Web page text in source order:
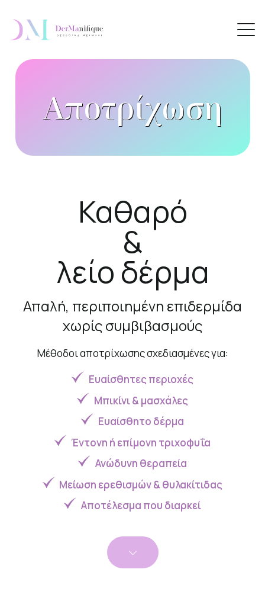
Αποτρίχωση
Καθαρό
&
λείο δέρμα
Απαλή, περιποιημένη επιδερμίδα
χωρίς συμβιβασμούς
Μέθοδοι αποτρίχωσης σχεδιασμένες για:
Ευαίσθητες περιοχές
Μπικίνι & μασχάλες
Ευαίσθητο δέρμα
Έντονη ή επίμονη τριχοφυΐα
Ανώδυνη θεραπεία
Μείωση ερεθισμών & θυλακίτιδας
Αποτέλεσμα που διαρκεί